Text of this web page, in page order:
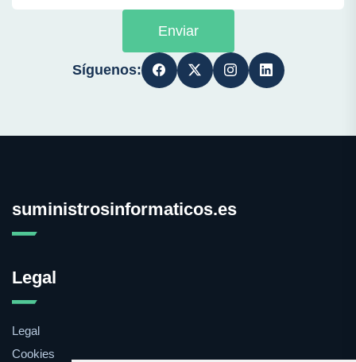
Enviar
Síguenos:
suministrosinformaticos.es
Legal
Legal
Cookies